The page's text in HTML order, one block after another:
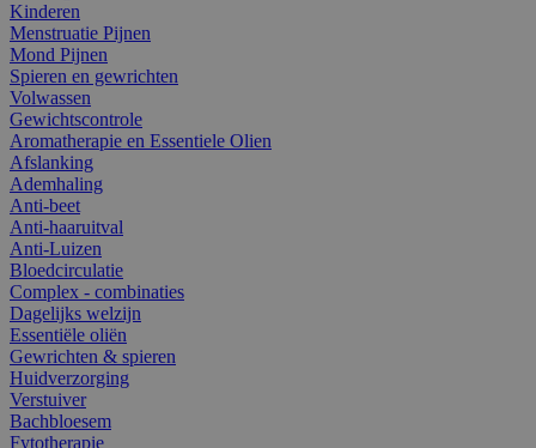
Kinderen
Menstruatie Pijnen
Mond Pijnen
Spieren en gewrichten
Volwassen
Gewichtscontrole
Aromatherapie en Essentiele Olien
Afslanking
Ademhaling
Anti-beet
Anti-haaruitval
Anti-Luizen
Bloedcirculatie
Complex - combinaties
Dagelijks welzijn
Essentiële oliën
Gewrichten & spieren
Huidverzorging
Verstuiver
Bachbloesem
Fytotherapie